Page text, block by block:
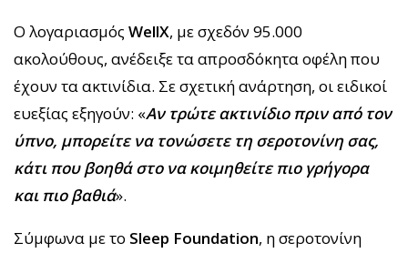
Ο λογαριασμός WellX, με σχεδόν 95.000
ακολούθους, ανέδειξε τα απροσδόκητα οφέλη που
έχουν τα ακτινίδια. Σε σχετική ανάρτηση, οι ειδικοί
ευεξίας εξηγούν: «Αν τρώτε ακτινίδιο πριν από τον
ύπνο, μπορείτε να τονώσετε τη σεροτονίνη σας,
κάτι που βοηθά στο να κοιμηθείτε πιο γρήγορα
και πιο βαθιά».
Σύμφωνα με το Sleep Foundation, η σεροτονίνη